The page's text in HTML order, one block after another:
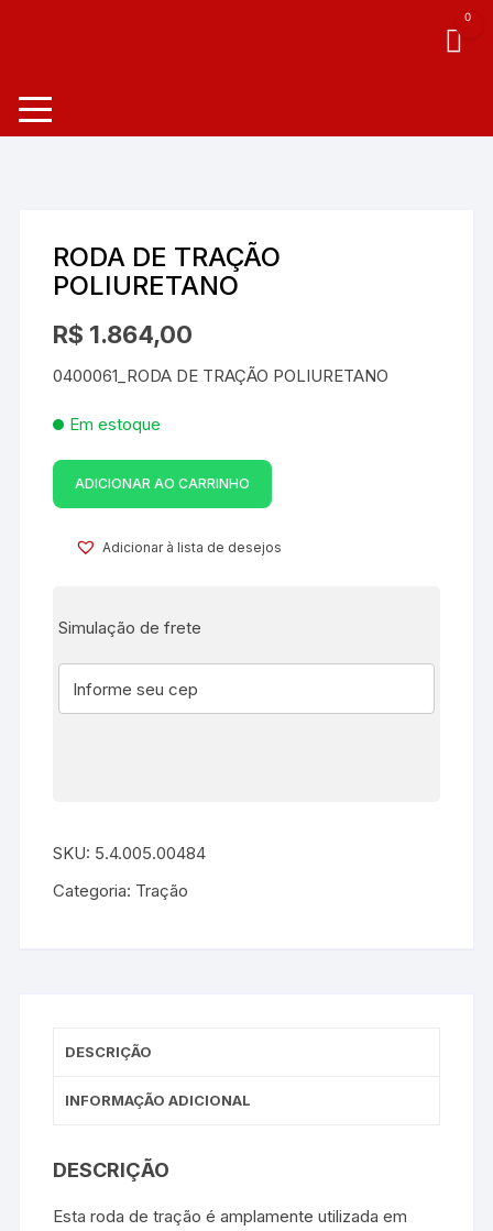
0
RODA DE TRAÇÃO
POLIURETANO
R$ 1.864,00
0400061_RODA DE TRAÇÃO POLIURETANO
Em estoque
ADICIONAR AO CARRINHO
Adicionar à lista de desejos
Simulação de frete
SKU: 5.4.005.00484
Categoria: Tração
DESCRIÇÃO
INFORMAÇÃO ADICIONAL
DESCRIÇÃO
Esta roda de tração é amplamente utilizada em